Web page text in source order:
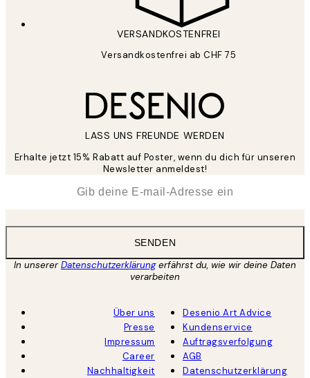
VERSANDKOSTENFREI
Versandkostenfrei ab CHF 75
LASS UNS FREUNDE WERDEN
Erhalte jetzt 15% Rabatt auf Poster, wenn du dich für unseren
Newsletter anmeldest!
SENDEN
In unsererDatenschutzerklärungerfährst du, wie wir deine Daten
verarbeiten
Über uns
Presse
Impressum
Career
Nachhaltigkeit
Desenio Art Advice
Kundenservice
Auftragsverfolgung
AGB
Datenschutzerklärung